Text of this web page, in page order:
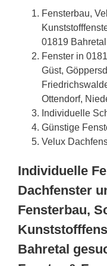
Fensterbau,
01819 Bahretal
Fenster in
Güst,
Ottendorf,
Individuelle
Günstige
Velux
Individuelle
Dachfenster
Fensterbau,
Bahretal